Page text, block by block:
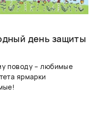
день защиты
поводу – любимые
ярмарки